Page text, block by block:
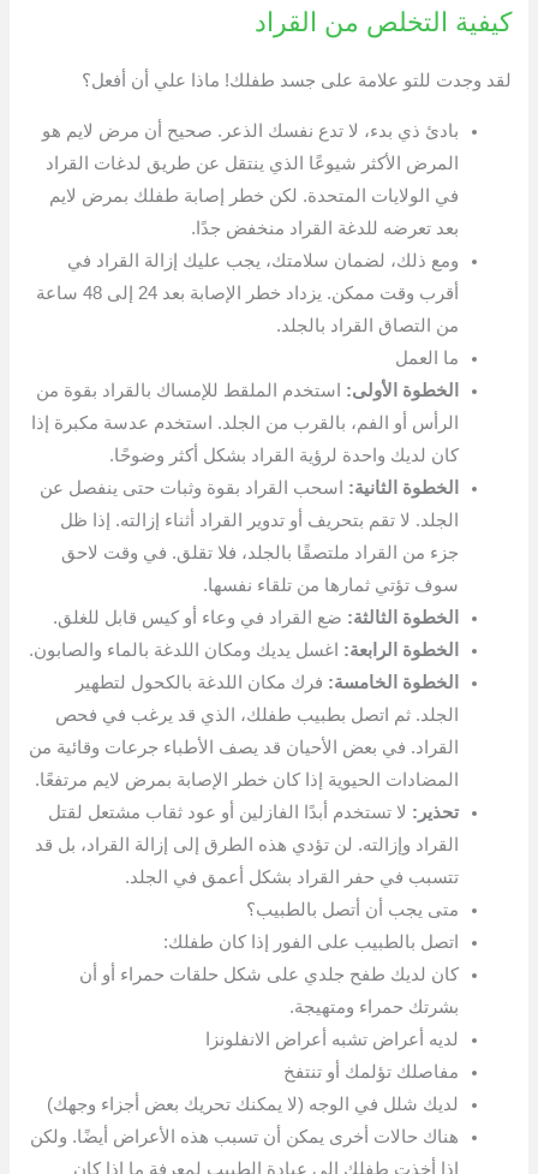
كيفية التخلص من القراد
لقد وجدت للتو علامة على جسد طفلك! ماذا علي أن أفعل؟
بادئ ذي بدء، لا تدع نفسك الذعر. صحيح أن مرض لايم هو
المرض الأكثر شيوعًا الذي ينتقل عن طريق لدغات القراد
في الولايات المتحدة. لكن خطر إصابة طفلك بمرض لايم
بعد تعرضه للدغة القراد منخفض جدًا.
ومع ذلك، لضمان سلامتك، يجب عليك إزالة القراد في
أقرب وقت ممكن. يزداد خطر الإصابة بعد 24 إلى 48 ساعة
من التصاق القراد بالجلد.
ما العمل
الخطوة الأولى: استخدم الملقط للإمساك بالقراد بقوة من
الرأس أو الفم، بالقرب من الجلد. استخدم عدسة مكبرة إذا
كان لديك واحدة لرؤية القراد بشكل أكثر وضوحًا.
الخطوة الثانية: اسحب القراد بقوة وثبات حتى ينفصل عن
الجلد. لا تقم بتحريف أو تدوير القراد أثناء إزالته. إذا ظل
جزء من القراد ملتصقًا بالجلد، فلا تقلق. في وقت لاحق
سوف تؤتي ثمارها من تلقاء نفسها.
الخطوة الثالثة: ضع القراد في وعاء أو كيس قابل للغلق.
الخطوة الرابعة: اغسل يديك ومكان اللدغة بالماء والصابون.
الخطوة الخامسة: فرك مكان اللدغة بالكحول لتطهير
الجلد. ثم اتصل بطبيب طفلك، الذي قد يرغب في فحص
القراد. في بعض الأحيان قد يصف الأطباء جرعات وقائية من
المضادات الحيوية إذا كان خطر الإصابة بمرض لايم مرتفعًا.
تحذير: لا تستخدم أبدًا الفازلين أو عود ثقاب مشتعل لقتل
القراد وإزالته. لن تؤدي هذه الطرق إلى إزالة القراد، بل قد
تتسبب في حفر القراد بشكل أعمق في الجلد.
متى يجب أن أتصل بالطبيب؟
اتصل بالطبيب على الفور إذا كان طفلك:
كان لديك طفح جلدي على شكل حلقات حمراء أو أن
بشرتك حمراء ومتهيجة.
لديه أعراض تشبه أعراض الانفلونزا
مفاصلك تؤلمك أو تنتفخ
لديك شلل في الوجه (لا يمكنك تحريك بعض أجزاء وجهك)
هناك حالات أخرى يمكن أن تسبب هذه الأعراض أيضًا. ولكن
إذا أخذت طفلك إلى عيادة الطبيب لمعرفة ما إذا كان